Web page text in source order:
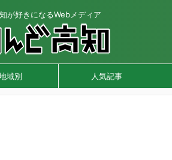
が好きになるWebメディア
域別 人気記事